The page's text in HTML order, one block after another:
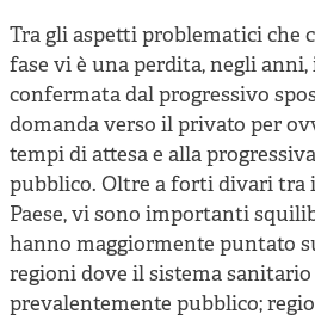
Tra gli aspetti problematici che
fase vi è una perdita, negli
confermata dal progressivo
domanda verso il privato per
tempi di attesa e alla
pubblico. Oltre a forti divari tra
Paese, vi sono importanti
hanno maggiormente puntato
regioni dove il sistema
prevalentemente pubblico;